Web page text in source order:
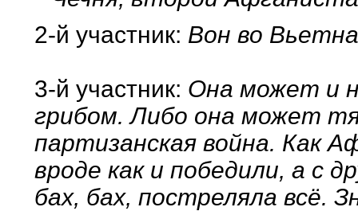
2-й участник: Вон во
3-й участник: Она может и
грибом. Либо она может
партизанская война. Как
вроде как и победили, а с
бах, бах, постреляла всё.